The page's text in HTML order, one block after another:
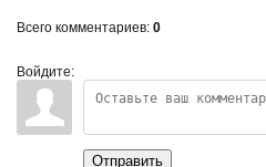
Всего комментариев: 0
Войдите:
Отправить